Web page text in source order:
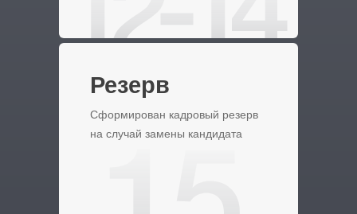
Резерв
Сформирован кадровый резерв
на случай замены кандидата